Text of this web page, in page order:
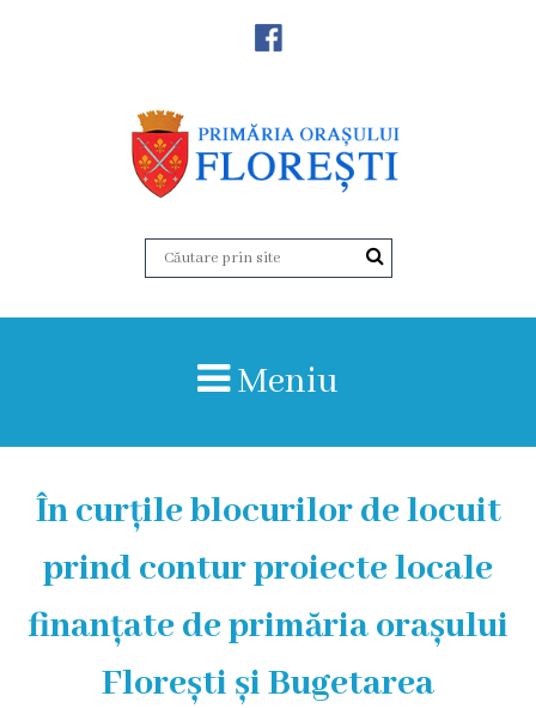
Primăria
Structura,
Organigrama
efectivul
limită
Meniu
În curțile blocurilor de locuit
prind contur proiecte locale
finanțate de primăria orașului
Florești și Bugetarea